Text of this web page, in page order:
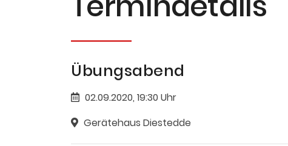
Übungsabend
02.09.2020, 19:30 Uhr
Gerätehaus Diestedde